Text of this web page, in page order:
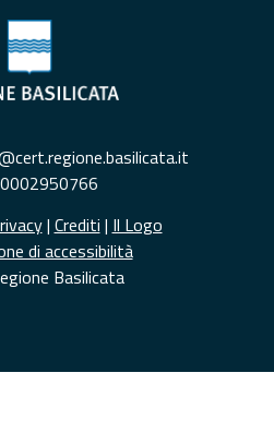
| Crediti | Il Logo
di accessibilità
Basilicata